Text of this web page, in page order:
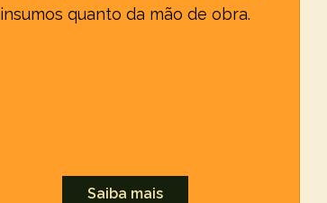
insumos quanto da mão de obra.
Saiba mais